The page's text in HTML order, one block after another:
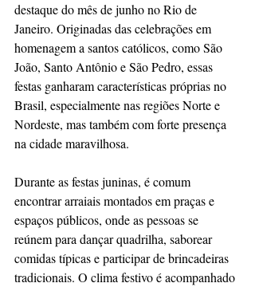
destaque do mês de junho no Rio de
Janeiro. Originadas das celebrações em
homenagem a santos católicos, como São
João, Santo Antônio e São Pedro, essas
festas ganharam características próprias no
Brasil, especialmente nas regiões Norte e
Nordeste, mas também com forte presença
na cidade maravilhosa.
Durante as festas juninas, é comum
encontrar arraiais montados em praças e
espaços públicos, onde as pessoas se
reúnem para dançar quadrilha, saborear
comidas típicas e participar de brincadeiras
tradicionais. O clima festivo é acompanhado